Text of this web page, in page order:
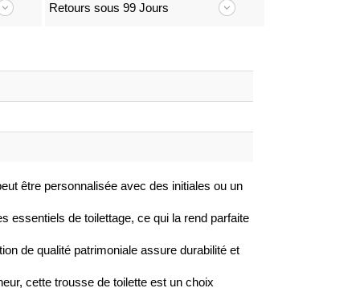
Retours sous 99 Jours
être personnalisée avec des initiales ou un
essentiels de toilettage, ce qui la rend parfaite
de qualité patrimoniale assure durabilité et
cette trousse de toilette est un choix